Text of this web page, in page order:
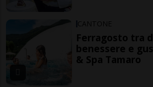
CANTONE
Ferragosto tra
benessere e
& Spa Tamaro